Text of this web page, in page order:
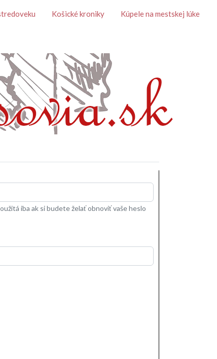
Košické kroniky Kúpele na mestskej lúke
iba ak si budete želať obnoviť vaše heslo